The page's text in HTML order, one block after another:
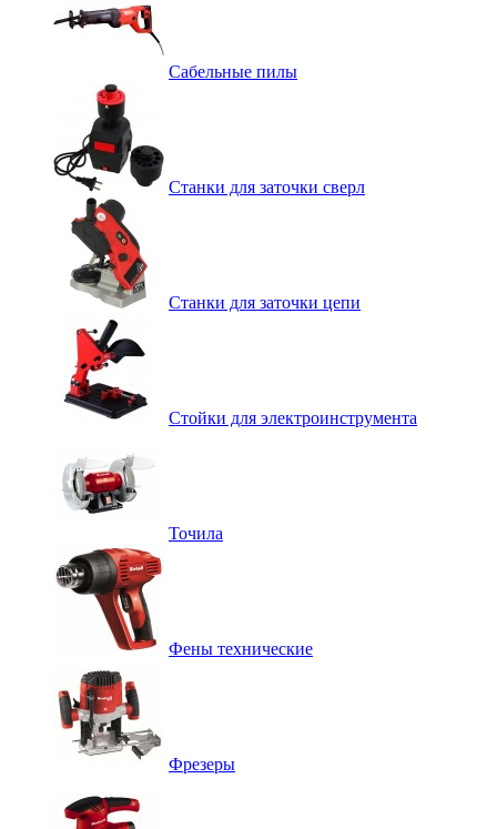
Сабельные пилы
Станки для заточки сверл
Станки для заточки цепи
Стойки для электроинструмента
Точила
Фены технические
Фрезеры